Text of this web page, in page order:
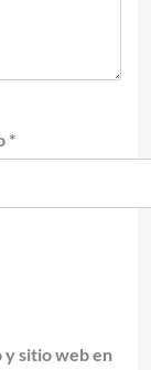
*
sitio web en